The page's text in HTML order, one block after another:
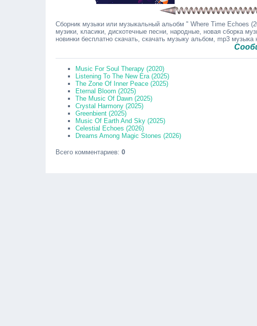
Сборник музыки или музыкальный альобм " Where Time Echoes
музики, класики, дискотечные песни, народные, новая сборка
новинки бесплатно скачать, скачать музыку альбом, mp3
Сообщайте
Music For Soul Therapy (2020)
Listening To The New Era (2025)
The Zone Of Inner Peace (2025)
Eternal Bloom (2025)
The Music Of Dawn (2025)
Crystal Harmony (2025)
Greenbient (2025)
Music Of Earth And Sky (2025)
Celestial Echoes (2026)
Dreams Among Magic Stones (2026)
Всего комментариев: 0